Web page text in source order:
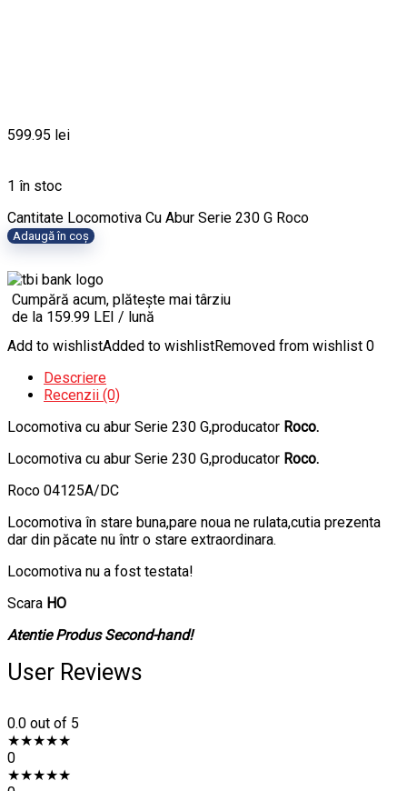
599.95 lei
1 în stoc
Cantitate Locomotiva Cu Abur Serie 230 G Roco
Adaugă în coș
Cumpără acum, plătește mai târziu
de la 159.99 LEI / lună
Add to wishlistAdded to wishlistRemoved from wishlist 0
Descriere
Recenzii (0)
Locomotiva cu abur Serie 230 G,producator Roco.
Locomotiva cu abur Serie 230 G,producator Roco.
Roco 04125A/DC
Locomotiva în stare buna,pare noua ne rulata,cutia prezenta
dar din păcate nu într o stare extraordinara.
Locomotiva nu a fost testata!
Scara HO
Atentie Produs Second-hand!
User Reviews
0.0 out of 5
★★★★★
0
★★★★★